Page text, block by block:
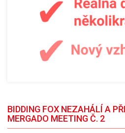
BIDDING FOX NEZAHÁLÍ A
MERGADO MEETING Č. 2